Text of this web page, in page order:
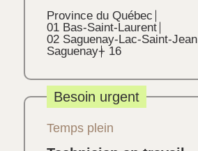
Province du Québec
01 Bas-Saint-Laurent
02 Saguenay-Lac-Saint-Jean
Saguenay+ 16
Besoin urgent
Temps plein